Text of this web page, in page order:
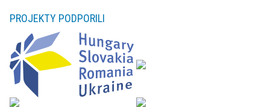
PROJEKTY PODPORILI